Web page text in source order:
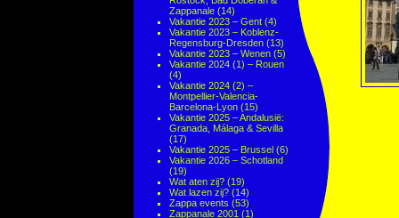
Zappanale (14)
Vakantie 2023 – Gent (4)
Vakantie 2023 – Koblenz-
Regensburg-Dresden (13)
Vakantie 2023 – Wenen (5)
Vakantie 2024 (1) – Rouen
(4)
Vakantie 2024 (2) –
Montpellier-Valencia-
Barcelona-Lyon (15)
Vakantie 2025 – Andalusië:
Granada, Málaga & Sevilla
(17)
Vakantie 2025 – Brussel (6)
Vakantie 2026 – Schotland
(19)
Wat aten zij? (19)
Wat lazen zij? (14)
Zappa events (53)
Zappanale 2001 (1)